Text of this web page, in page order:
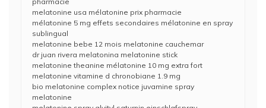
melatonine usa mélatonine prix pharmacie
mélatonine 5 mg effets secondaires mélatonine en spray
sublingual
melatonine bebe 12 mois melatonine cauchemar
dr juan rivera melatonina melatonine stick
melatonine theanine mélatonine 10 mg extra fort
melatonine vitamine d chronobiane 1.9 mg
bio melatonine complex notice juvamine spray
melatonine